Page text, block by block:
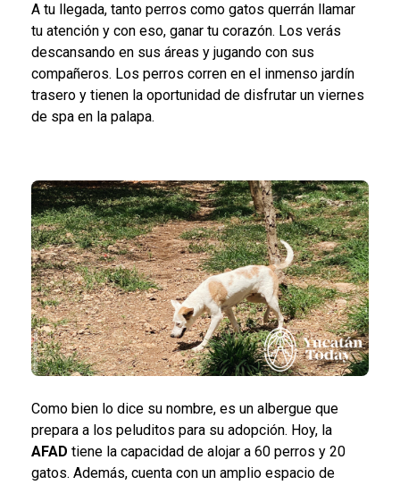
A tu llegada, tanto perros como gatos querrán llamar
tu atención y con eso, ganar tu corazón. Los verás
descansando en sus áreas y jugando con sus
compañeros. Los perros corren en el inmenso jardín
trasero y tienen la oportunidad de disfrutar un viernes
de spa en la palapa.
Como bien lo dice su nombre, es un albergue que
prepara a los peluditos para su adopción. Hoy, la
AFAD tiene la capacidad de alojar a 60 perros y 20
gatos. Además, cuenta con un amplio espacio de